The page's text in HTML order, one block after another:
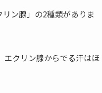
ン腺」の2種類がありま
エクリン腺からでる汗はほ